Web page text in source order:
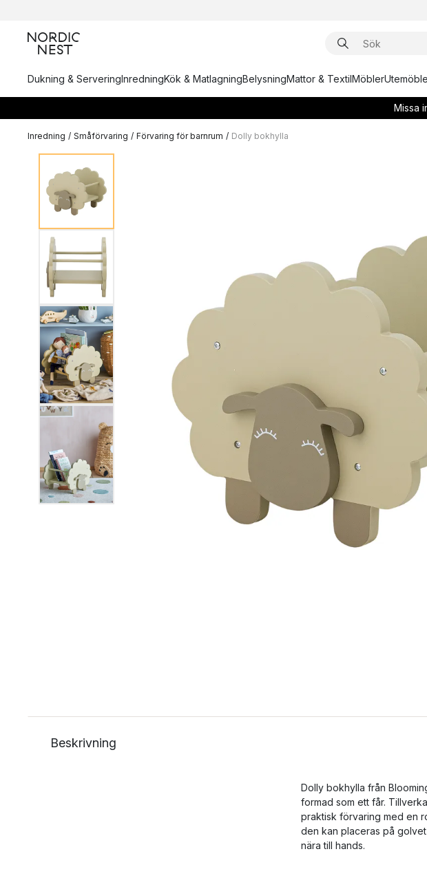
Dukning & ServeringInredningKök & MatlagningBelysningMattor & TextilMöbler
Missa
Inredning / Småförvaring / Förvaring för barnrum / Dolly bokhylla
Beskrivning
Dolly bokhylla från
formad som ett får.
praktisk förvaring med en
den kan placeras på
nära till hands.